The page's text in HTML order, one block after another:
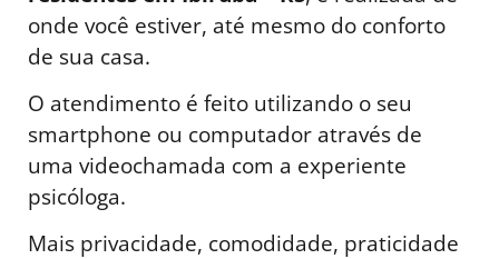
onde você estiver, até mesmo do conforto
de sua casa.
O atendimento é feito utilizando o seu
smartphone ou computador através de
uma videochamada com a experiente
psicóloga.
Mais privacidade, comodidade, praticidade